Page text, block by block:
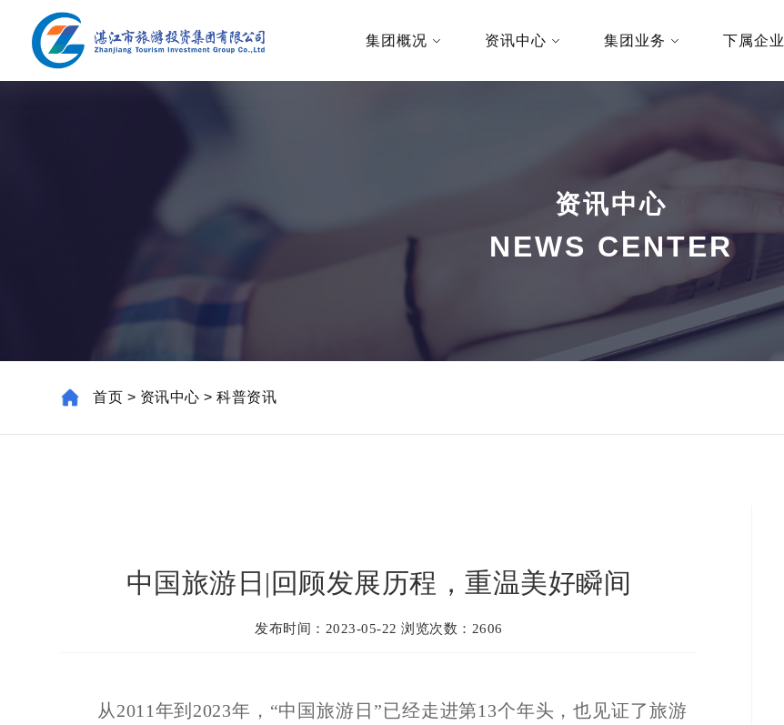
集团概况 资讯中心 集团业务 下属企业
资讯中心
NEWS CENTER
首页 > 资讯中心 >科普资讯
中国旅游日|回顾发展历程，重温美好瞬间
发布时间：2023-05-22 浏览次数：2606
从2011年到2023年，“中国旅游日”已经走进第13个年头，也见证了旅游